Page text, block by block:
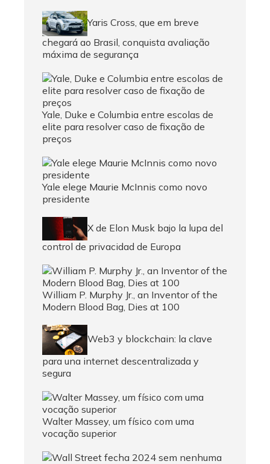
Yaris Cross, que em breve
chegará ao Brasil, conquista avaliação
máxima de segurança
Yale, Duke e Columbia entre escolas de
elite para resolver caso de fixação de
preços
Yale elege Maurie McInnis como novo
presidente
X de Elon Musk bajo la lupa del
control de privacidad de Europa
William P. Murphy Jr., an Inventor of the
Modern Blood Bag, Dies at 100
Web3 y blockchain: la clave
para una internet descentralizada y
segura
Walter Massey, um físico com uma
vocação superior